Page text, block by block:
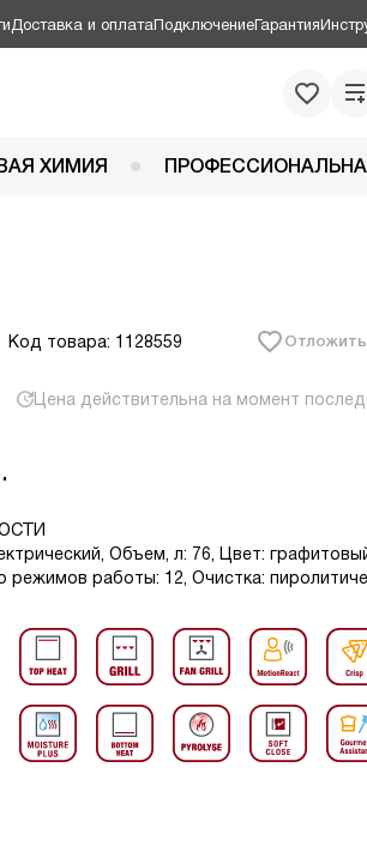
Доставка и оплатаПодключениеГарантия
ХИМИЯ
Код товара: 1128559 Отложить
Цена действительна на момент
Объем, л: 76, Цвет:
режимов работы: 12, Очистка: